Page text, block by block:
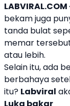
LABVIRAL.COM
bekam juga
tanda bulat
memar
atau lebih.
Selain itu, ada
berbahaya
itu? Labviral